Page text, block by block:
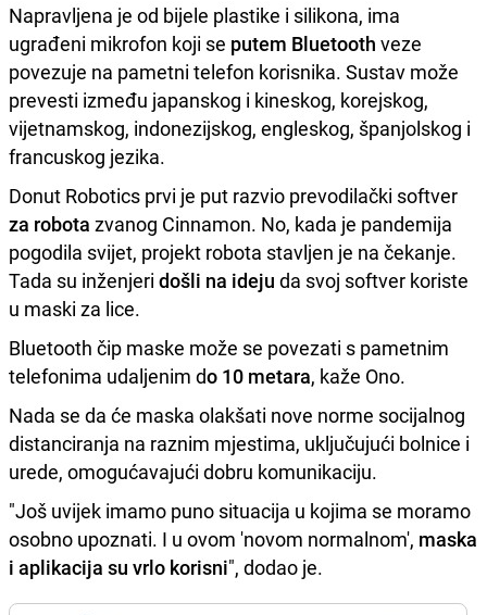
Napravljena je od bijele plastike i silikona, ima
ugrađeni mikrofon koji se putem Bluetooth veze
povezuje na pametni telefon korisnika. Sustav može
prevesti između japanskog i kineskog, korejskog,
vijetnamskog, indonezijskog, engleskog, španjolskog i
francuskog jezika.
Donut Robotics prvi je put razvio prevodilački softver
za robota zvanog Cinnamon. No, kada je pandemija
pogodila svijet, projekt robota stavljen je na čekanje.
Tada su inženjeri došli na ideju da svoj softver koriste
u maski za lice.
Bluetooth čip maske može se povezati s pametnim
telefonima udaljenim do 10 metara, kaže Ono.
Nada se da će maska olakšati nove norme socijalnog
distanciranja na raznim mjestima, uključujući bolnice i
urede, omogućavajući dobru komunikaciju.
"Još uvijek imamo puno situacija u kojima se moramo
osobno upoznati. I u ovom 'novom normalnom', maska
i aplikacija su vrlo korisni", dodao je.